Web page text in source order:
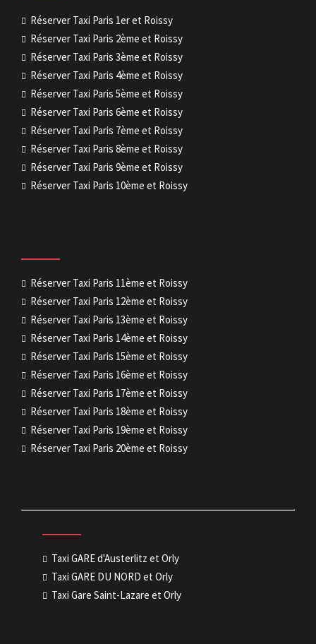
Réserver Taxi Paris 1er et Roissy
Réserver Taxi Paris 2ème et Roissy
Réserver Taxi Paris 3ème et Roissy
Réserver Taxi Paris 4ème et Roissy
Réserver Taxi Paris 5ème et Roissy
Réserver Taxi Paris 6ème et Roissy
Réserver Taxi Paris 7ème et Roissy
Réserver Taxi Paris 8ème et Roissy
Réserver Taxi Paris 9ème et Roissy
Réserver Taxi Paris 10ème et Roissy
Réserver Taxi Paris 11ème et Roissy
Réserver Taxi Paris 12ème et Roissy
Réserver Taxi Paris 13ème et Roissy
Réserver Taxi Paris 14ème et Roissy
Réserver Taxi Paris 15ème et Roissy
Réserver Taxi Paris 16ème et Roissy
Réserver Taxi Paris 17ème et Roissy
Réserver Taxi Paris 18ème et Roissy
Réserver Taxi Paris 19ème et Roissy
Réserver Taxi Paris 20ème et Roissy
Taxi GARE d'Austerlitz et Orly
Taxi GARE DU NORD et Orly
Taxi Gare Saint-Lazare et Orly